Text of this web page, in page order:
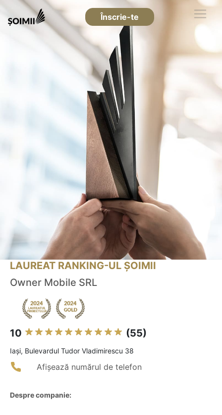
Înscrie-te
LAUREAT RANKING-UL ȘOIMII
Owner Mobile SRL
10 (55)
Iaşi, Bulevardul Tudor Vladimirescu 38
Afișează numărul de telefon
Despre companie: